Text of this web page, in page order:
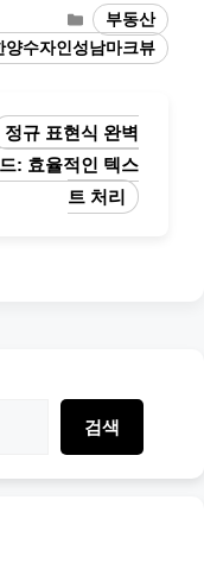
Categories
부동산
양수자인성남마크뷰
정규 표현식 완벽
: 효율적인 텍스
트 처리
검색